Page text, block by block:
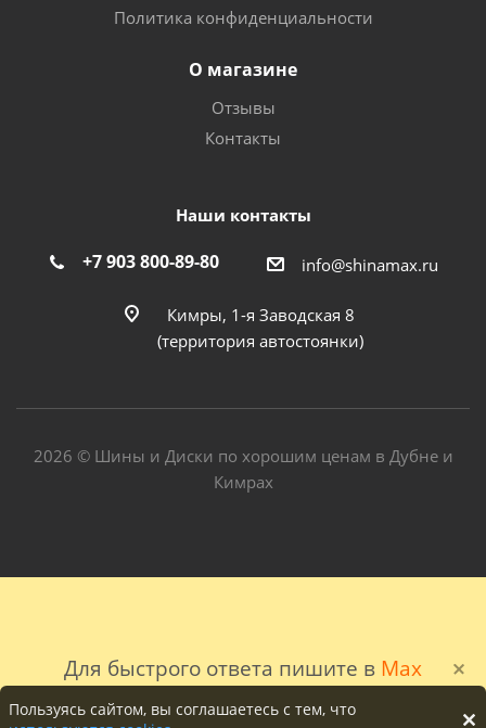
Для быстрого ответа пишите в Max
Политика конфиденциальности
О магазине
Отзывы
Контакты
Наши контакты
+7 903 800-89-80 info@shinamax.ru
Кимры, 1-я Заводская 8
(территория автостоянки)
2026 © Шины и Диски по хорошим ценам в Дубне и
Кимрах
Пользуясь сайтом, вы соглашаетесь с тем, что